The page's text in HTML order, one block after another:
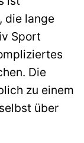
die lange
Sport
Die
zu einem
über